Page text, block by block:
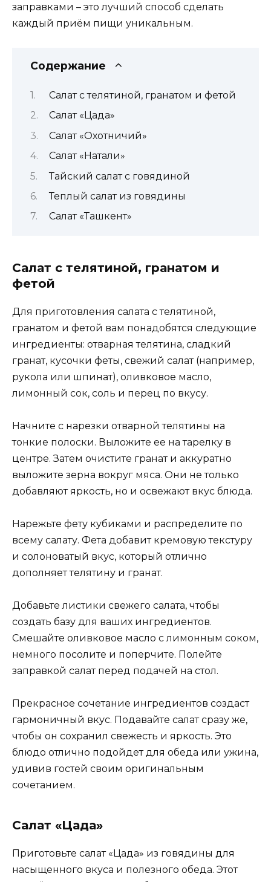
заправками – это лучший способ сделать
каждый приём пищи уникальным.
Содержание
Салат с телятиной, гранатом и фетой
Салат «Цада»
Салат «Охотничий»
Салат «Натали»
Тайский салат с говядиной
Теплый салат из говядины
Салат «Ташкент»
Салат с телятиной, гранатом и
фетой
Для приготовления салата с телятиной,
гранатом и фетой вам понадобятся следующие
ингредиенты: отварная телятина, сладкий
гранат, кусочки феты, свежий салат (например,
рукола или шпинат), оливковое масло,
лимонный сок, соль и перец по вкусу.
Начните с нарезки отварной телятины на
тонкие полоски. Выложите ее на тарелку в
центре. Затем очистите гранат и аккуратно
выложите зерна вокруг мяса. Они не только
добавляют яркость, но и освежают вкус блюда.
Нарежьте фету кубиками и распределите по
всему салату. Фета добавит кремовую текстуру
и солоноватый вкус, который отлично
дополняет телятину и гранат.
Добавьте листики свежего салата, чтобы
создать базу для ваших ингредиентов.
Смешайте оливковое масло с лимонным соком,
немного посолите и поперчите. Полейте
заправкой салат перед подачей на стол.
Прекрасное сочетание ингредиентов создаст
гармоничный вкус. Подавайте салат сразу же,
чтобы он сохранил свежесть и яркость. Это
блюдо отлично подойдет для обеда или ужина,
удивив гостей своим оригинальным
сочетанием.
Салат «Цада»
Приготовьте салат «Цада» из говядины для
насыщенного вкуса и полезного обеда. Этот